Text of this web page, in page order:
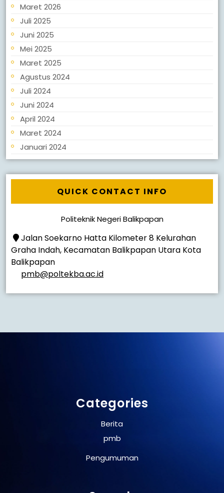
Maret 2026
Juli 2025
Juni 2025
Mei 2025
Maret 2025
Agustus 2024
Juli 2024
Juni 2024
April 2024
Maret 2024
Januari 2024
QUICK CONTACT INFO
Politeknik Negeri Balikpapan
Jalan Soekarno Hatta Kilometer 8 Kelurahan
Graha Indah, Kecamatan Balikpapan Utara Kota
Balikpapan
pmb@poltekba.ac.id
Categories
Berita
pmb
Pengumuman